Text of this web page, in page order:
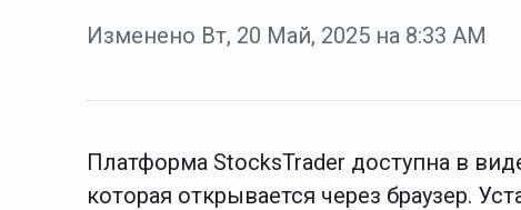
Изменено Вт, 20 Май, 2025 на 8:33 AM
Платформа StocksTrader доступна в
которая открывается через браузер.